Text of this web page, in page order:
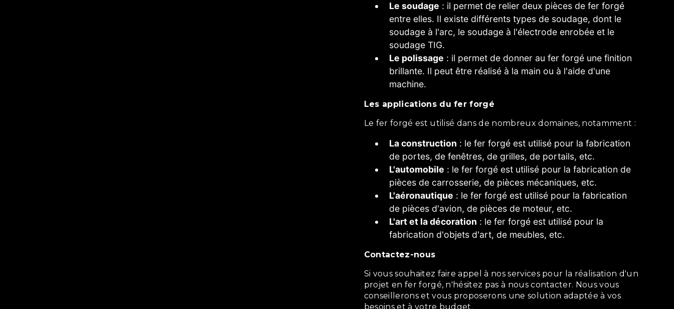
Le soudage : il permet de relier deux pièces de fer forgé
entre elles. Il existe différents types de soudage, dont le
soudage à l'arc, le soudage à l'électrode enrobée et le
soudage TIG.
Le polissage : il permet de donner au fer forgé une finition
brillante. Il peut être réalisé à la main ou à l'aide d'une
machine.
Les applications du fer forgé
Le fer forgé est utilisé dans de nombreux domaines, notamment :
La construction : le fer forgé est utilisé pour la fabrication
de portes, de fenêtres, de grilles, de portails, etc.
L'automobile : le fer forgé est utilisé pour la fabrication de
pièces de carrosserie, de pièces mécaniques, etc.
L'aéronautique : le fer forgé est utilisé pour la fabrication
de pièces d'avion, de pièces de moteur, etc.
L'art et la décoration : le fer forgé est utilisé pour la
fabrication d'objets d'art, de meubles, etc.
Contactez-nous
Si vous souhaitez faire appel à nos services pour la réalisation d'un
projet en fer forgé, n'hésitez pas à nous contacter. Nous vous
conseillerons et vous proposerons une solution adaptée à vos
besoins et à votre budget.